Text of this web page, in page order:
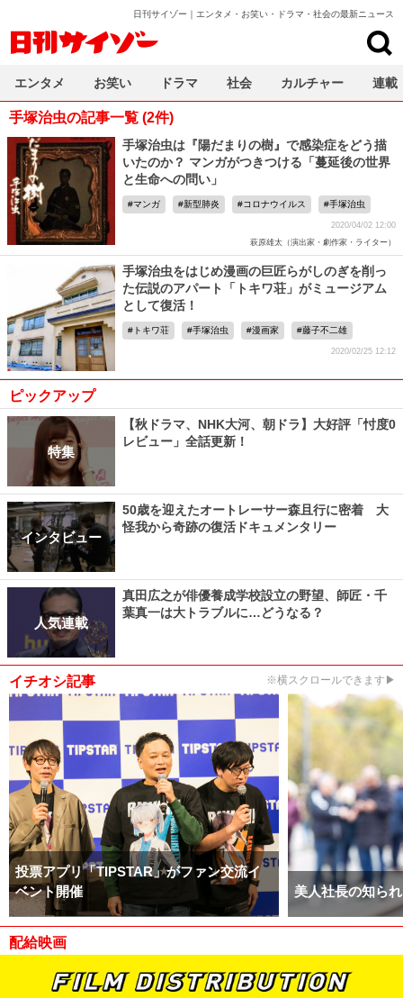
日刊サイゾー｜エンタメ・お笑い・ドラマ・社会の最新ニュース
手塚治虫の記事一覧 (2件)
手塚治虫は『陽だまりの樹』で感染症をどう描
いたのか？ マンガがつきつける「蔓延後の世界
と生命への問い」
マンガ 新型肺炎 コロナウイルス 手塚治虫
2020/04/02 12:00
萩原雄太（演出家・劇作家・ライター）
手塚治虫をはじめ漫画の巨匠らがしのぎを削っ
た伝説のアパート「トキワ荘」がミュージアム
として復活！
トキワ荘 手塚治虫 漫画家 藤子不二雄
2020/02/25 12:12
ピックアップ
特集
【秋ドラマ、NHK大河、朝ドラ】大好評「忖度0
レビュー」全話更新！
インタビュー
50歳を迎えたオートレーサー森且行に密着 大
怪我から奇跡の復活ドキュメンタリー
人気連載
真田広之が俳優養成学校設立の野望、師匠・千
葉真一は大トラブルに…どうなる？
イチオシ記事 ※横スクロールできます▶
投票アプリ「TIPSTAR」がファン交流イ
ベント開催
美人社長の知ら
配給映画
エンタメ お笑い ドラマ 社会 カルチャー 連載